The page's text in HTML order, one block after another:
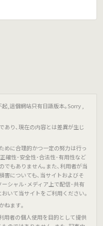
,這個網站只有日語版本｡Sorry ,
り､現在の内容とは差異が生じ
に合理的かつ一定の努力は行っ
確性･安全性･合法性･有用性など
でもありません｡また､利用者が当
害についても､当サイトおよびそ
シャル･メディア上で配信･共有
いて当サイトをご利用ください｡
ねます｡
用者の個人使用を目的として提供